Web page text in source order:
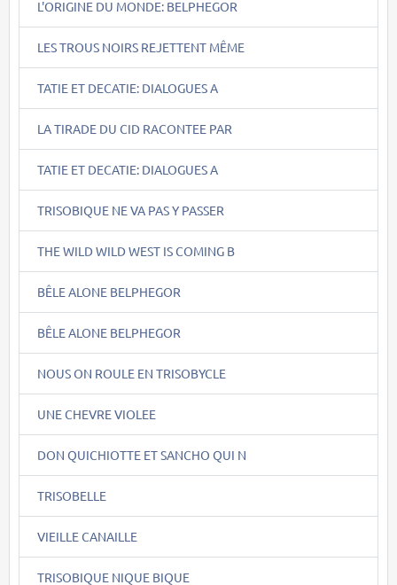
L'ORIGINE DU MONDE: BELPHEGOR
LES TROUS NOIRS REJETTENT MÊME
TATIE ET DECATIE: DIALOGUES A
LA TIRADE DU CID RACONTEE PAR
TATIE ET DECATIE: DIALOGUES A
TRISOBIQUE NE VA PAS Y PASSER
THE WILD WILD WEST IS COMING B
BÊLE ALONE BELPHEGOR
BÊLE ALONE BELPHEGOR
NOUS ON ROULE EN TRISOBYCLE
UNE CHEVRE VIOLEE
DON QUICHIOTTE ET SANCHO QUI N
TRISOBELLE
VIEILLE CANAILLE
TRISOBIQUE NIQUE BIQUE